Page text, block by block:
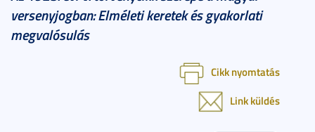
versenyjogban: Elméleti keretek és gyakorlati
megvalósulás
Cikk nyomtatás
Link küldés